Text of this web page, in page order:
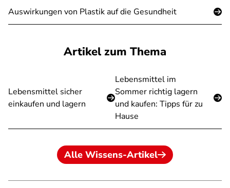
Auswirkungen von Plastik auf die Gesundheit
Artikel zum Thema
Lebensmittel sicher
einkaufen und lagern
Lebensmittel im
Sommer richtig lagern
und kaufen: Tipps für zu
Hause
Alle Wissens-Artikel